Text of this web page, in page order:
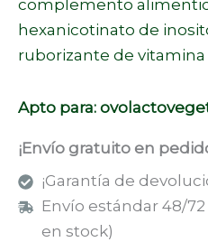
complemento
hexanicotinato de
ruborizante de vitamina
Apto para:
¡Envío gratuito en
¡Garantía de
Envío estándar 48/
en stock)